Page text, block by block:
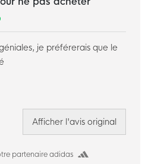
partenaire adidas
je préférerais que le
Afficher l'avis original